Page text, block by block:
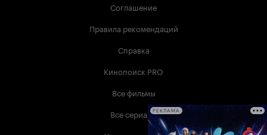
Соглашение
Правила рекомендаций
Справка
Кинопоиск PRO
Все фильмы
Все сериалыРЕКЛАМА